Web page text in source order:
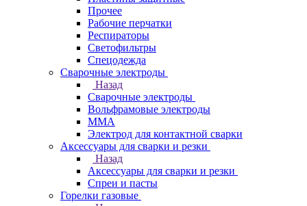
Прочее
Рабочие перчатки
Респираторы
Светофильтры
Спецодежда
Сварочные электроды
Назад
Сварочные электроды
Вольфрамовые электроды
ММА
Электрод для контактной сварки
Аксессуары для сварки и резки
Назад
Аксессуары для сварки и резки
Спреи и пасты
Горелки газовые